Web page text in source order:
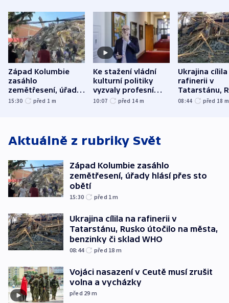
Západ Kolumbie
zasáhlo
zemětřesení, úřady
hlásí přes sto obětí
15:30 před 1 m
Ke stažení vládní
kulturní politiky
vyzvaly profesní
organizace, spolky i
10:07 před 14 m
Ukrajina cílila
rafinerii v
Tatarstánu,
útočilo na
08:44 před 18 m
Aktuálně z rubriky Svět
Západ Kolumbie zasáhlo
zemětřesení, úřady hlásí přes sto
obětí
15:30 před 1m
Ukrajina cílila na rafinerii v
Tatarstánu, Rusko útočilo na města,
benzinky či sklad WHO
08:44 před 18 m
Vojáci nasazení v Ceutě musí zrušit
volna a vycházky
před 29 m